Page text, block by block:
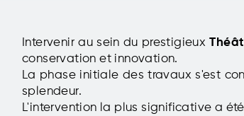
Intervenir au sein du prestigieux
conservation et innovation.
La phase initiale des travaux s'est
splendeur.
L'intervention la plus significative a